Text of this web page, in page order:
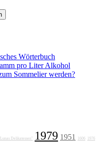
Wörterbuch
pro Liter Alkohol
Sommelier werden?
"Lunas Delikatessen" 1979 1951 1606 1976